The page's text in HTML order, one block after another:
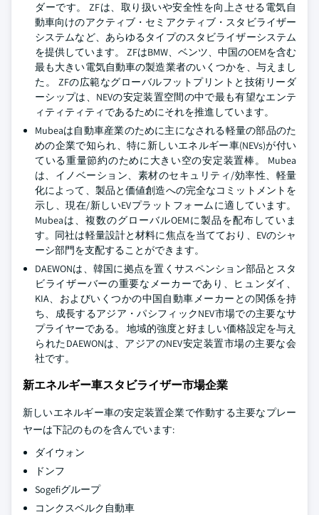
ダーです。 ZFは、取り扱いや安全性を向上させる電気自
動車向けのアクティブ・セミアクティブ・スタビライザー
システムなど、あらゆるタイプのスタビライザーシステム
を提供しています。 ZFはBMW、ベンツ、中国のOEMを含む
最も大きい電気自動車の製造業者のいくつかを、与えまし
た。 ZFの広範なグローバルフットプリントと技術リーダ
ーシップは、NEVの安定装置空間の中で最も有望なエンテ
ィティティティであるためにそれを推進しています。
Mubeaは自動車産業のために主になされる軽量の部品のた
めの企業で知られ、特に新しいエネルギー車(NEVs)が付い
ている重量節約のために大きい空の安定装置棒。 Mubea
は、イノベーション、素材のセキュリティ/効率性、軽量
化によって、製品と価値創造への完全なコミットメントを
示し、現在/新しいEVプラットフォームに適しています。
Mubeaは、複数のグローバルOEMに製品を配布していま
す。同社は軽量設計と材料に焦点を当てており、EVのシャ
ーシ部門を支配することができます。
DAEWONは、韓国に拠点を置くサスペンション部品とスタ
ビライザーバーの重要なメーカーであり、ヒュンダイ、
KIA、およびいくつかの中国自動車メーカーとの関係を持
ち、成長するアジア・パシフィックNEV市場での主要なサ
プライヤーである。 地域的強度と好ましい価格設定を与え
られたDAEWONは、アジアのNEV安定装置市場の主要な会
社です。
新エネルギー車スタビライザー市場企業
新しいエネルギー車の安定装置企業で作動する主要なプレー
ヤーは下記のものを含んでいます:
ダイウォン
ドンフ
Sogefiグループ
コンクスベルク自動車